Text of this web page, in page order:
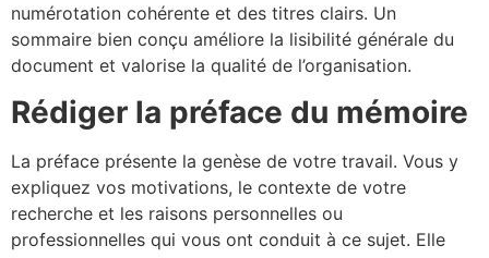
numérotation cohérente et des titres clairs. Un
sommaire bien conçu améliore la lisibilité générale du
document et valorise la qualité de l’organisation.
Rédiger la préface du mémoire
La préface présente la genèse de votre travail. Vous y
expliquez vos motivations, le contexte de votre
recherche et les raisons personnelles ou
professionnelles qui vous ont conduit à ce sujet. Elle